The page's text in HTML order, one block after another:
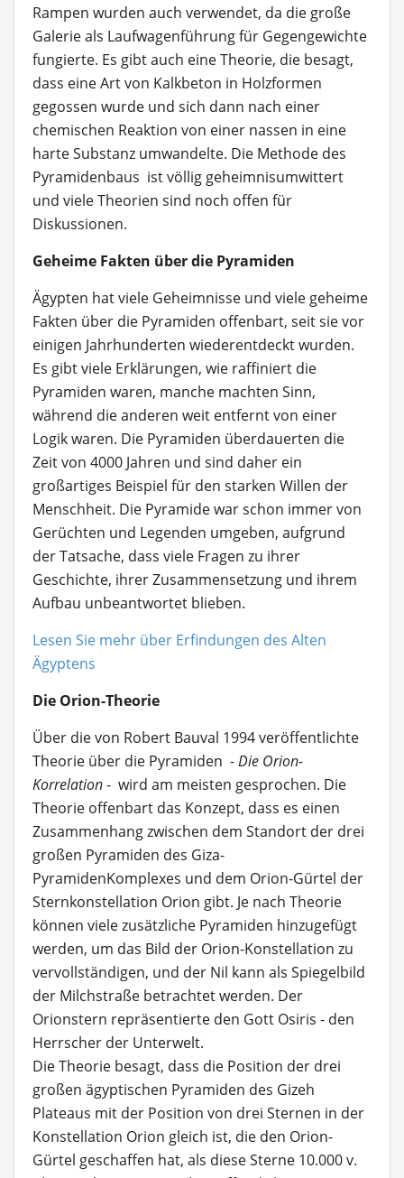
Rampen wurden auch verwendet, da die große
Galerie als Laufwagenführung für Gegengewichte
fungierte. Es gibt auch eine Theorie, die besagt,
dass eine Art von Kalkbeton in Holzformen
gegossen wurde und sich dann nach einer
chemischen Reaktion von einer nassen in eine
harte Substanz umwandelte. Die Methode des
Pyramidenbaus ist völlig geheimnisumwittert
und viele Theorien sind noch offen für
Diskussionen.
Geheime Fakten über die Pyramiden
Ägypten hat viele Geheimnisse und viele geheime
Fakten über die Pyramiden offenbart, seit sie vor
einigen Jahrhunderten wiederentdeckt wurden.
Es gibt viele Erklärungen, wie raffiniert die
Pyramiden waren, manche machten Sinn,
während die anderen weit entfernt von einer
Logik waren. Die Pyramiden überdauerten die
Zeit von 4000 Jahren und sind daher ein
großartiges Beispiel für den starken Willen der
Menschheit. Die Pyramide war schon immer von
Gerüchten und Legenden umgeben, aufgrund
der Tatsache, dass viele Fragen zu ihrer
Geschichte, ihrer Zusammensetzung und ihrem
Aufbau unbeantwortet blieben.
Lesen Sie mehr über Erfindungen des Alten
Ägyptens
Die Orion-Theorie
Über die von Robert Bauval 1994 veröffentlichte
Theorie über die Pyramiden -Die Orion-
Korrelation- wird am meisten gesprochen. Die
Theorie offenbart das Konzept, dass es einen
Zusammenhang zwischen dem Standort der drei
großen Pyramiden des Giza-
PyramidenKomplexes und dem Orion-Gürtel der
Sternkonstellation Orion gibt. Je nach Theorie
können viele zusätzliche Pyramiden hinzugefügt
werden, um das Bild der Orion-Konstellation zu
vervollständigen, und der Nil kann als Spiegelbild
der Milchstraße betrachtet werden. Der
Orionstern repräsentierte den Gott Osiris - den
Herrscher der Unterwelt.
Die Theorie besagt, dass die Position der drei
großen ägyptischen Pyramiden des Gizeh
Plateaus mit der Position von drei Sternen in der
Konstellation Orion gleich ist, die den Orion-
Gürtel geschaffen hat, als diese Sterne 10.000 v.